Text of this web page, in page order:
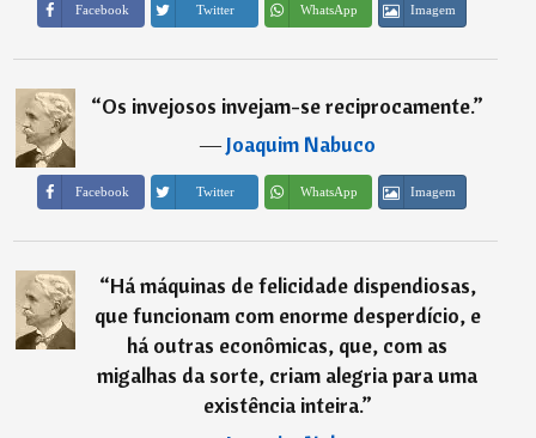
Facebook Twitter WhatsApp Imagem
“Os invejosos invejam-se reciprocamente.”
―Joaquim Nabuco
Facebook Twitter WhatsApp Imagem
“Há máquinas de felicidade dispendiosas,
que funcionam com enorme desperdício, e
há outras econômicas, que, com as
migalhas da sorte, criam alegria para uma
existência inteira.”